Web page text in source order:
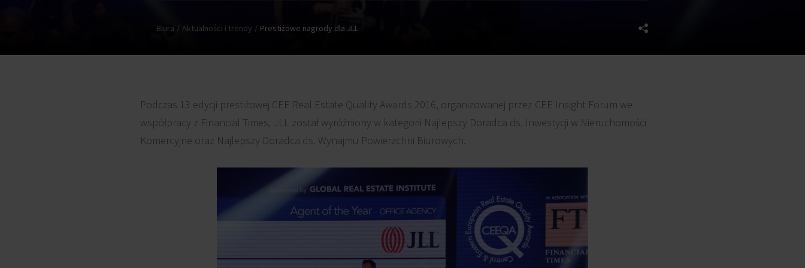
Biura Aktualności i trendy Prestiżowe nagrody dla JLL
Podczas 13 edycji prestiżowej CEE Real Estate Quality Awards 2016, organizowanej przez CEE Insight Forum we
współpracy z Financial Times, JLL został wyróżniony w kategorii Najlepszy Doradca ds. Inwestycji w Nieruchomości
Komercyjne oraz Najlepszy Doradca ds. Wynajmu Powierzchni Biurowych.